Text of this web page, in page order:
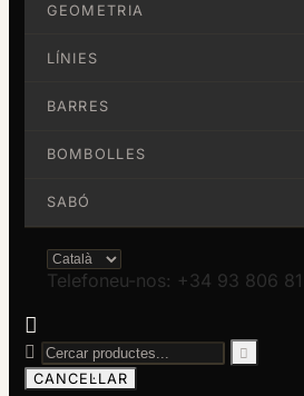
GEOMETRIA
LÍNIES
BARRES
BOMBOLLES
SABÓ
Telefoneu-nos: +34 93 806



CANCEL·LAR